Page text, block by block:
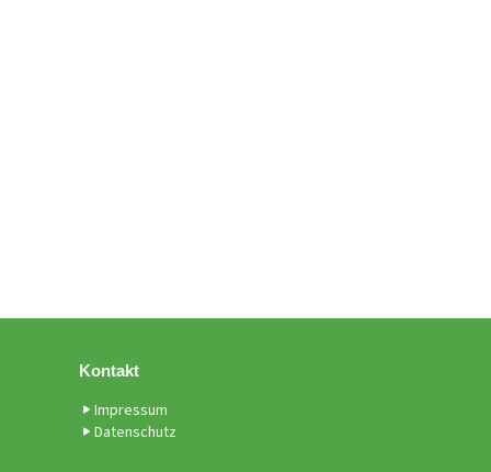
Kontakt
Impressum
Datenschutz